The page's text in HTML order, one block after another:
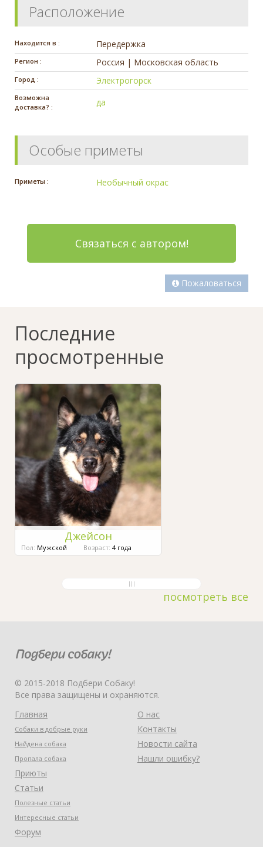
Расположение
Находится в : Передержка
Регион : Россия | Московская область
Город : Электрогорск
Возможна
доставка? :
да
Особые приметы
Приметы : Необычный окрас
Связаться с автором!
Пожаловаться
Последние
просмотренные
Джейсон
Пол: Мужской Возраст: 4 года
посмотреть все
© 2015-2018 Подбери Собаку!
Все права защищены и охраняются.
Главная
Собаки в добрые руки
Найдена собака
Пропала собака
Приюты
Статьи
Полезные статьи
Интересные статьи
Форум
О нас
Контакты
Новости сайта
Нашли ошибку?